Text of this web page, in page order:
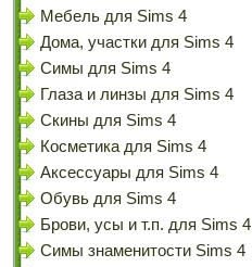
Мебель для Sims 4
Дома, участки для Sims 4
Симы для Sims 4
Глаза и линзы для Sims 4
Скины для Sims 4
Косметика для Sims 4
Аксессуары для Sims 4
Обувь для Sims 4
Брови, усы и т.п. для Sims 4
Симы знаменитости Sims 4